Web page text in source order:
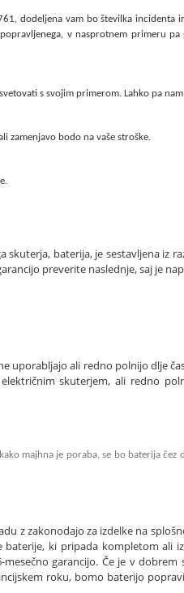
dodeljena vam bo številka incidenta
v nasprotnem primeru
s svojim primerom. Lahko pa
zamenjavo bodo na vaše stroške.
baterija, je sestavljena iz
preverite naslednje, saj je
ali redno polnijo dlje
skuterjem, ali redno
majhna je poraba, se bo baterija čez
z zakonodajo za izdelke na
ki pripada kompletom ali
garancijo. Če je v
roku, bomo baterijo